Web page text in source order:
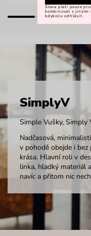
SimplyV
Simple Vušky, Simply
Nadčasová,
v pohodě obejde i
krása. Hlavní roli v
linka, hladký materiál
navíc a přitom nic
Sleva platí pouze
kombinovat s jinými
kdykoliv odhlásit.